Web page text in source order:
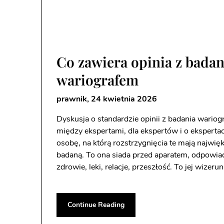
Co zawiera opinia z
wariografem
prawnik, 24 kwietnia 2026
Dyskusja o standardzie opinii z badania
między ekspertami, dla ekspertów i o
osobę, na którą rozstrzygnięcia te mają
badaną. To ona siada przed aparatem,
zdrowie, leki, relacje, przeszłość. To jej
Continue Reading